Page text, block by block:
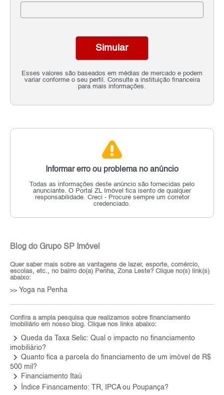
Esses valores são baseados em médias de mercado e podem
variar conforme o seu perfil. Consulte a instituição financeira
para mais informações.
Simular
Informar erro ou problema no anúncio
Todas as informações deste anúncio são fornecidas pelo
anunciante. O Portal ZL Imóvel fica isento de qualquer
responsabilidade. Creci - Procure sempre um corretor
credenciado.
Blog do Grupo SP Imóvel
Quer saber mais sobre as vantagens de lazer, esporte, comércio,
escolas, etc., no bairro do(a) Penha, Zona Leste? Clique no(s) link(s)
abaixo:
>> Yoga na Penha
Confira a ampla pesquisa que realizamos sobre financiamento
imobiliário em nosso blog. Clique nos links abaixo:
keyboard_arrow_right Queda da Taxa Selic: Qual o impacto no financiamento
imobiliário?
keyboard_arrow_right Quanto fica a parcela do financiamento de um imóvel de R$
500 mil?
keyboard_arrow_right Financiamento Itaú
keyboard_arrow_right Índice Financamento: TR, IPCA ou Poupança?